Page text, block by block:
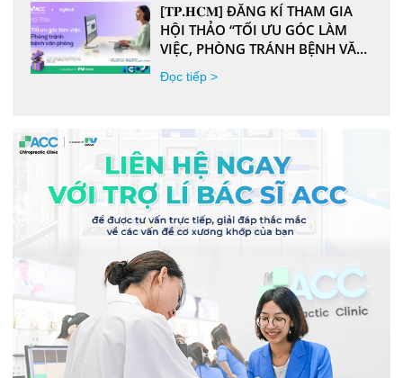
[𝐓𝐏.𝐇𝐂𝐌] ĐĂNG KÍ THAM GIA
HỘI THẢO “TỐI ƯU GÓC LÀM
VIỆC, PHÒNG TRÁNH BỆNH VĂN
PHÒNG”
Đọc tiếp >